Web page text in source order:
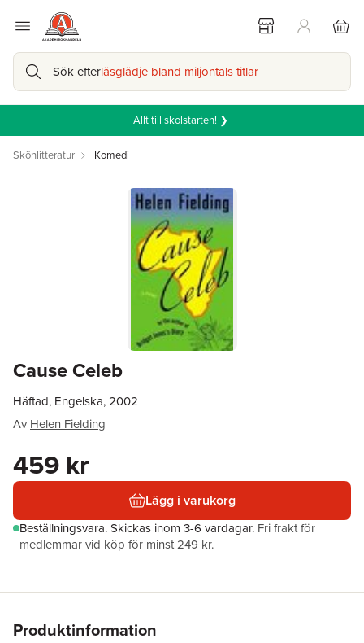
Sök efterläsglädje bland miljontals titlar
Allt till skolstarten! ❯
Skönlitteratur Komedi
Cause Celeb
Häftad, Engelska, 2002
Av Helen Fielding
459 kr
Lägg i varukorg
Beställningsvara.Skickas inom 3-6 vardagar. Fri frakt för
medlemmar vid köp för minst 249 kr.
Produktinformation